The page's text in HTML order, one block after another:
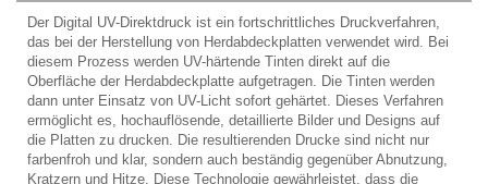
Der Digital UV-Direktdruck ist ein fortschrittliches Druckverfahren,
das bei der Herstellung von Herdabdeckplatten verwendet wird. Bei
diesem Prozess werden UV-härtende Tinten direkt auf die
Oberfläche der Herdabdeckplatte aufgetragen. Die Tinten werden
dann unter Einsatz von UV-Licht sofort gehärtet. Dieses Verfahren
ermöglicht es, hochauflösende, detaillierte Bilder und Designs auf
die Platten zu drucken. Die resultierenden Drucke sind nicht nur
farbenfroh und klar, sondern auch beständig gegenüber Abnutzung,
Kratzern und Hitze. Diese Technologie gewährleistet, dass die